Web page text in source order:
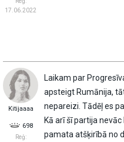
17.06.2022
Kitijaaaa
698
Reģ:
Laikam par
apsteigt Rumānija,
nepareizi. Tādēļ es
Kā arī šī partija
pamata atšķirībā no